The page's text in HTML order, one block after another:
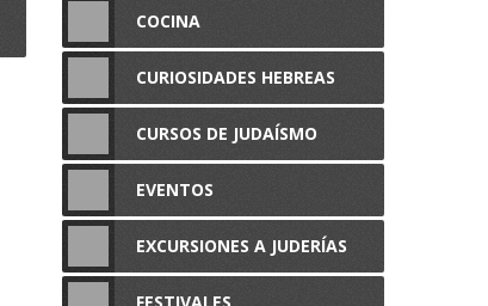
COCINA
CURIOSIDADES HEBREAS
CURSOS DE JUDAÍSMO
EVENTOS
EXCURSIONES A JUDERÍAS